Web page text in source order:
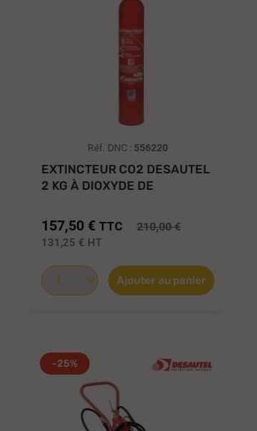
Réf. DNC : 556220
EXTINCTEUR CO2 DESAUTEL
2 KG À DIOXYDE DE
157,50 € TTC 210,00 €
131,25 € HT
Ajouter au panier
-25%